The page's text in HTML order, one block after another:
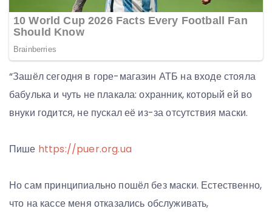
“Зашёл сегодня в горе-магазин АТБ на входе стояла
бабулька и чуть не плакала: охранник, который ей во
внуки годится, не пускал её из-за отсутствия маски.
Пише https://puer.org.ua
Но сам принципиально пошёл без маски. Естественно,
что на кассе меня отказались обслуживать,